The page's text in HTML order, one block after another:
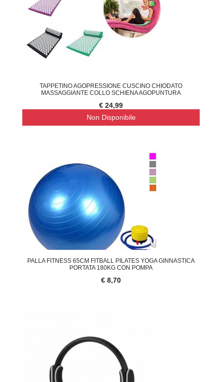
TAPPETINO AGOPRESSIONE CUSCINO CHIODATO
MASSAGGIANTE COLLO SCHIENA AGOPUNTURA
€ 24,99
Non Disponibile
PALLA FITNESS 65CM FITBALL PILATES YOGA GINNASTICA
PORTATA 180KG CON POMPA
€ 8,70